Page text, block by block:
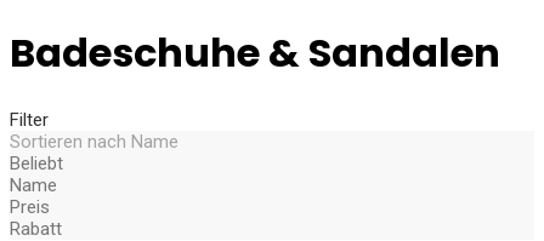
Badeschuhe & Sandalen
Filter
Sortieren nach Name
Beliebt
Name
Preis
Rabatt